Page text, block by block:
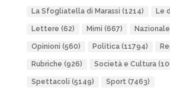
La Sfogliatella di Marassi (1214) Le
Lettere (62) Mimì (667) Nazionale
Opinioni (560) Politica(11794)
Rubriche (926) Società e Cultura
Spettacoli (5149) Sport(7463)